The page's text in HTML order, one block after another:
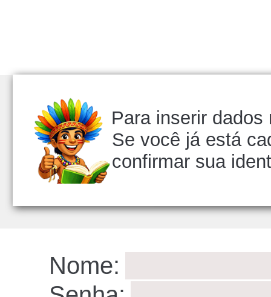
Para inserir
Se você já está
confirmar sua
Nome: